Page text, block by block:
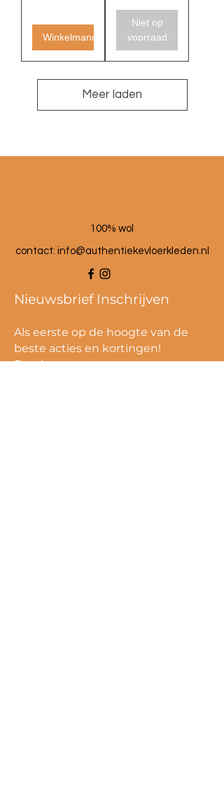
Winkelmand
Niet op
voorraad
Meer laden
100% wol
contact: info@authentiekevloerkleden.nl
Nieuwsbrief Inschrijven
Als eerste op de hoogte van de
beste acties en kortingen!
De nieuwste en meest